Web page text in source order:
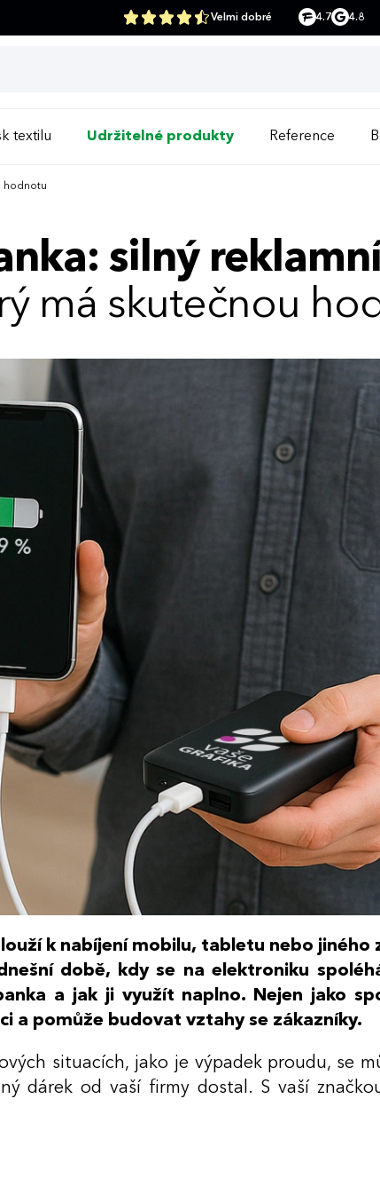
Velmi dobré 4.7 4.8
textilu Udržitelné produkty Reference
hodnotu
silný
má skutečnou
k nabíjení mobilu, tabletu nebo
době, kdy se na elektroniku
a jak ji využít naplno. Nejen jako
a pomůže budovat vztahy se zákazníky.
situacích, jako je výpadek proudu, se
dárek od vaší firmy dostal. S vaší